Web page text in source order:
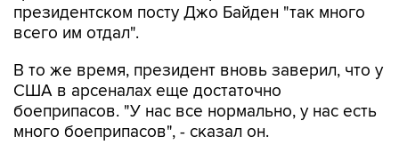
В то же время, президент вновь заверил, что у
боеприпасов. "У нас все нормально, у нас есть
много боеприпасов", - сказал он.
При этом Трамп пояснил, что американской